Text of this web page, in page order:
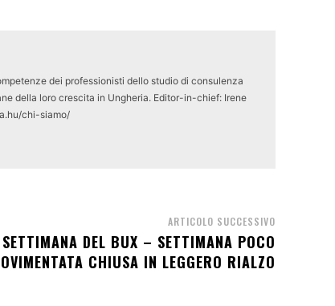
dei professionisti dello studio di consulenza
della loro crescita in Ungheria. Editor-in-chief: Irene
chi-siamo/
ARTICOLO SUCCESSIVO
DEL BUX – SETTIMANA POCO
CHIUSA IN LEGGERO RIALZO